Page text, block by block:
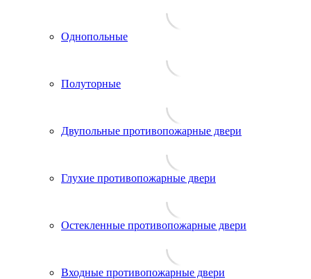
Однопольные
Полуторные
Двупольные противопожарные двери
Глухие противопожарные двери
Остекленные противопожарные двери
Входные противопожарные двери